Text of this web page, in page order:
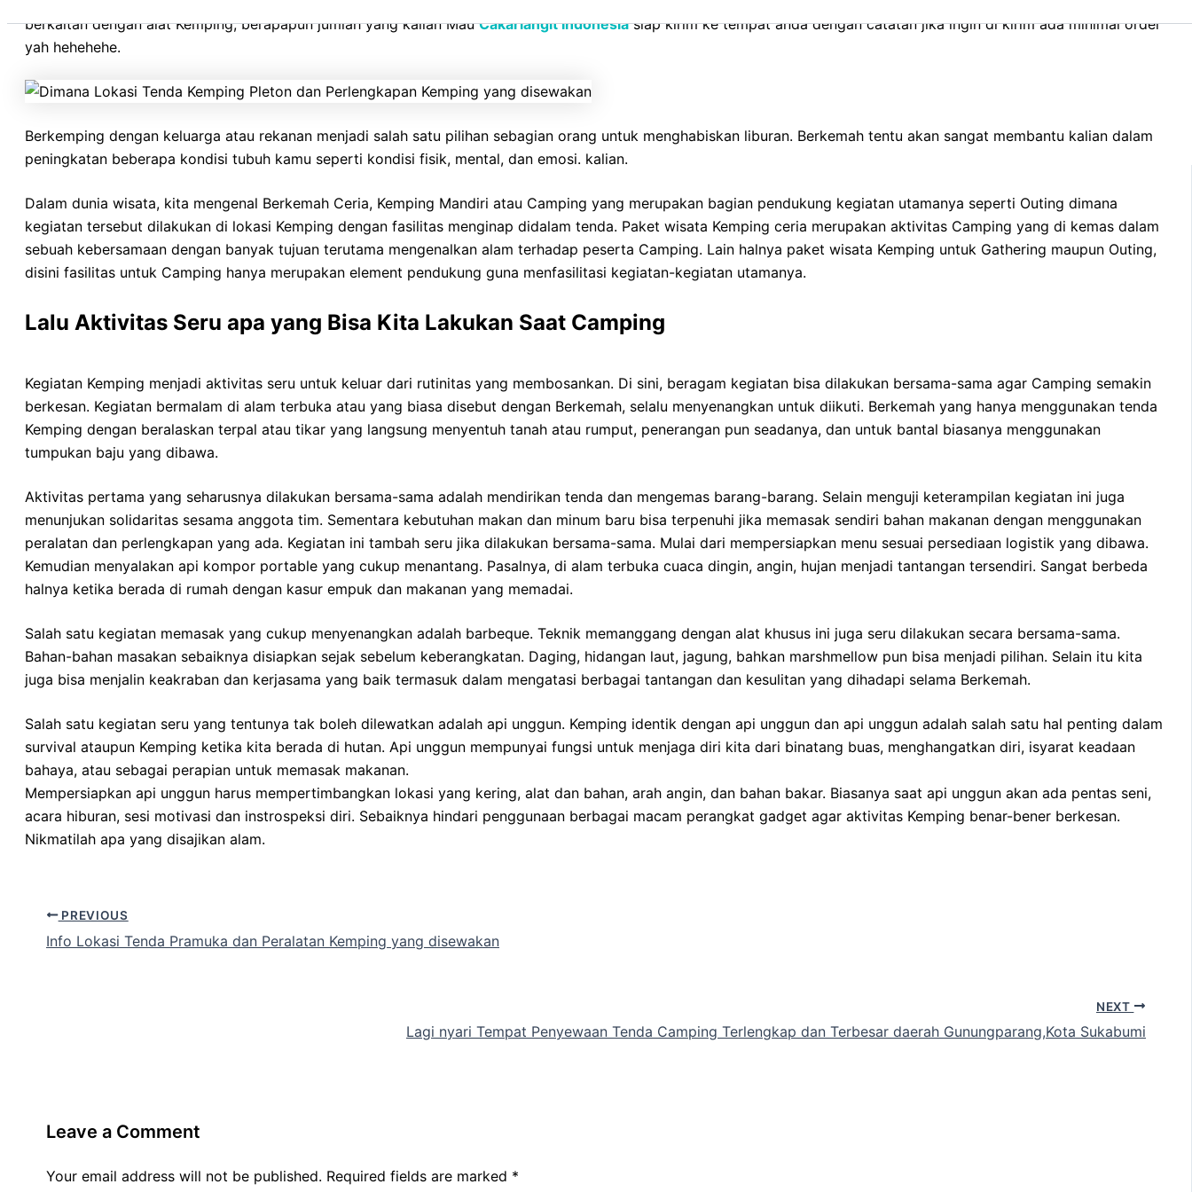
berkaitan dengan alat Kemping, berapapun jumlah yang kalian MauCakarlangit Indonesiasiap kirim ke tempat anda dengan catatan jika ingin di kirim ada minimal order
yah hehehehe.
Berkemping dengan keluarga atau rekanan menjadi salah satu pilihan sebagian orang untuk menghabiskan liburan. Berkemah tentu akan sangat membantu kalian dalam
peningkatan beberapa kondisi tubuh kamu seperti kondisi fisik, mental, dan emosi. kalian.
Dalam dunia wisata, kita mengenal Berkemah Ceria, Kemping Mandiri atau Camping yang merupakan bagian pendukung kegiatan utamanya seperti Outing dimana
kegiatan tersebut dilakukan di lokasi Kemping dengan fasilitas menginap didalam tenda. Paket wisata Kemping ceria merupakan aktivitas Camping yang di kemas dalam
sebuah kebersamaan dengan banyak tujuan terutama mengenalkan alam terhadap peserta Camping. Lain halnya paket wisata Kemping untuk Gathering maupun Outing,
disini fasilitas untuk Camping hanya merupakan element pendukung guna menfasilitasi kegiatan-kegiatan utamanya.
Lalu Aktivitas Seru apa yang Bisa Kita Lakukan Saat Camping
Kegiatan Kemping menjadi aktivitas seru untuk keluar dari rutinitas yang membosankan. Di sini, beragam kegiatan bisa dilakukan bersama-sama agar Camping semakin
berkesan. Kegiatan bermalam di alam terbuka atau yang biasa disebut dengan Berkemah, selalu menyenangkan untuk diikuti. Berkemah yang hanya menggunakan tenda
Kemping dengan beralaskan terpal atau tikar yang langsung menyentuh tanah atau rumput, penerangan pun seadanya, dan untuk bantal biasanya menggunakan
tumpukan baju yang dibawa.
Aktivitas pertama yang seharusnya dilakukan bersama-sama adalah mendirikan tenda dan mengemas barang-barang. Selain menguji keterampilan kegiatan ini juga
menunjukan solidaritas sesama anggota tim. Sementara kebutuhan makan dan minum baru bisa terpenuhi jika memasak sendiri bahan makanan dengan menggunakan
peralatan dan perlengkapan yang ada. Kegiatan ini tambah seru jika dilakukan bersama-sama. Mulai dari mempersiapkan menu sesuai persediaan logistik yang dibawa.
Kemudian menyalakan api kompor portable yang cukup menantang. Pasalnya, di alam terbuka cuaca dingin, angin, hujan menjadi tantangan tersendiri. Sangat berbeda
halnya ketika berada di rumah dengan kasur empuk dan makanan yang memadai.
Salah satu kegiatan memasak yang cukup menyenangkan adalah barbeque. Teknik memanggang dengan alat khusus ini juga seru dilakukan secara bersama-sama.
Bahan-bahan masakan sebaiknya disiapkan sejak sebelum keberangkatan. Daging, hidangan laut, jagung, bahkan marshmellow pun bisa menjadi pilihan. Selain itu kita
juga bisa menjalin keakraban dan kerjasama yang baik termasuk dalam mengatasi berbagai tantangan dan kesulitan yang dihadapi selama Berkemah.
Salah satu kegiatan seru yang tentunya tak boleh dilewatkan adalah api unggun. Kemping identik dengan api unggun dan api unggun adalah salah satu hal penting dalam
survival ataupun Kemping ketika kita berada di hutan. Api unggun mempunyai fungsi untuk menjaga diri kita dari binatang buas, menghangatkan diri, isyarat keadaan
bahaya, atau sebagai perapian untuk memasak makanan.
Mempersiapkan api unggun harus mempertimbangkan lokasi yang kering, alat dan bahan, arah angin, dan bahan bakar. Biasanya saat api unggun akan ada pentas seni,
acara hiburan, sesi motivasi dan instrospeksi diri. Sebaiknya hindari penggunaan berbagai macam perangkat gadget agar aktivitas Kemping benar-bener berkesan.
Nikmatilah apa yang disajikan alam.
PREVIOUS
Info Lokasi Tenda Pramuka dan Peralatan Kemping yang disewakan
NEXT
Lagi nyari Tempat Penyewaan Tenda Camping Terlengkap dan Terbesar daerah Gunungparang,Kota Sukabumi
Leave a Comment
Your email address will not be published. Required fields are marked *